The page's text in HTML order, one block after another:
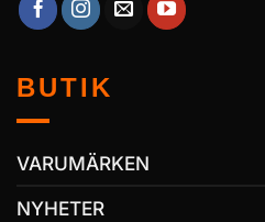
BUTIK
VARUMÄRKEN
NYHETER